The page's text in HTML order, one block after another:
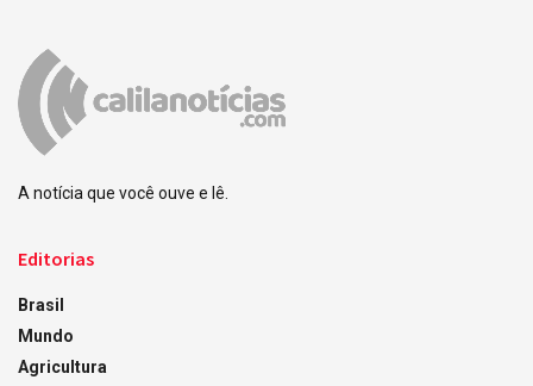
A notícia que você ouve e lê.
Editorias
Brasil
Mundo
Agricultura